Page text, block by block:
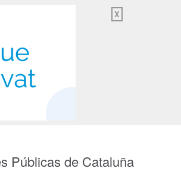
X
Públicas de Cataluña